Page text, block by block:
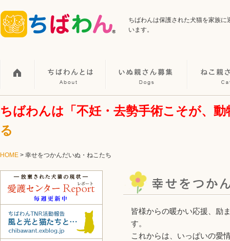
ちばわんは保護された犬猫を家族
います。
ちばわんは「不妊・去勢手術こそが、
る
HOME > 幸せをつかんだいぬ・ねこたち
皆様からの暖かい応援、励
す。
これからは、いっぱいの愛